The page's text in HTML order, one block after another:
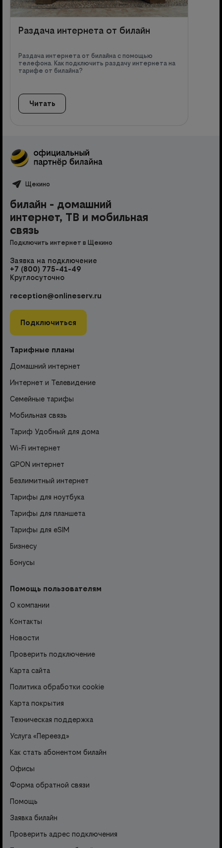
Раздача интернета от билайн
Раздача интернета от билайна с помощью
телефона. Как подключить раздачу интернета на
тарифе от билайна?
Читать
Щекино
билайн - домашний
интернет, ТВ и мобильная
связь
Подключить интернет в Щекино
Заявка на подключение
+7 (800) 775-41-49
Круглосуточно
reception@onlineserv.ru
Подключиться
Тарифные планы
Домашний интернет
Интернет и Телевидение
Семейные тарифы
Мобильная связь
Тариф Удобный для дома
Wi-Fi интернет
GPON интернет
Безлимитный интернет
Тарифы для ноутбука
Тарифы для планшета
Тарифы для eSIM
Бизнесу
Бонусы
Помощь пользователям
О компании
Контакты
Новости
Проверить подключение
Карта сайта
Политика обработки cookie
Карта покрытия
Техническая поддержка
Услуга «Переезд»
Как стать абонентом билайн
Офисы
Форма обратной связи
Помощь
Заявка билайн
Проверить адрес подключения